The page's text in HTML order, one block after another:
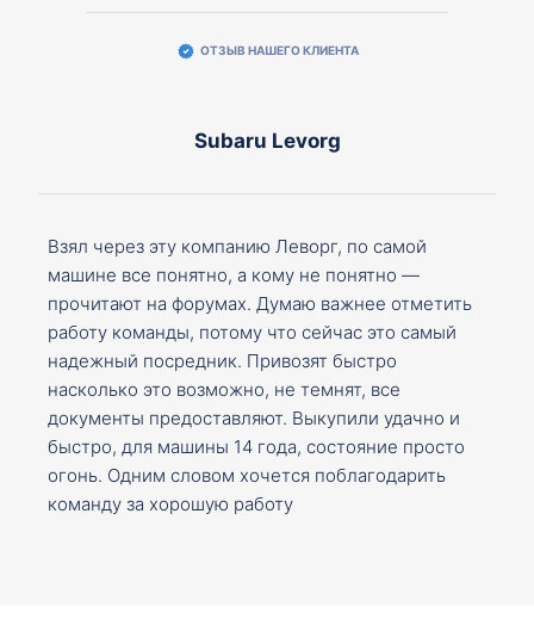
ОТЗЫВ НАШЕГО КЛИЕНТА
Subaru Levorg
Взял через эту компанию Леворг, по самой
машине все понятно, а кому не понятно —
прочитают на форумах. Думаю важнее отметить
работу команды, потому что сейчас это самый
надежный посредник. Привозят быстро
насколько это возможно, не темнят, все
документы предоставляют. Выкупили удачно и
быстро, для машины 14 года, состояние просто
огонь. Одним словом хочется поблагодарить
команду за хорошую работу